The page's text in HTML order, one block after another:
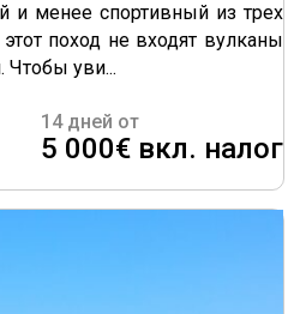
и менее спортивный из трех
поход не входят вулканы
Чтобы уви...
14 дней от
5 000€ вкл. налог